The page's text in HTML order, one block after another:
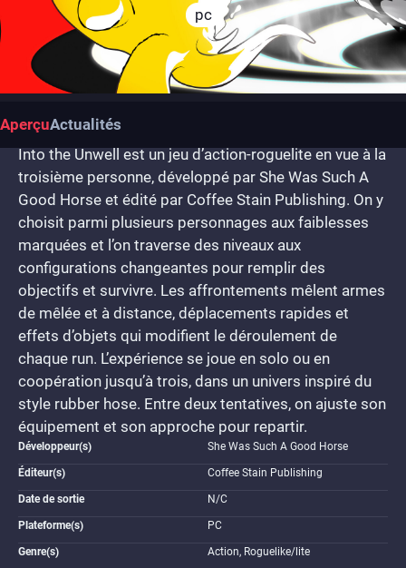
pc
AperçuActualités
Into the Unwell est un jeu d’action-roguelite en vue à la
troisième personne, développé par She Was Such A
Good Horse et édité par Coffee Stain Publishing. On y
choisit parmi plusieurs personnages aux faiblesses
marquées et l’on traverse des niveaux aux
configurations changeantes pour remplir des
objectifs et survivre. Les affrontements mêlent armes
de mêlée et à distance, déplacements rapides et
effets d’objets qui modifient le déroulement de
chaque run. L’expérience se joue en solo ou en
coopération jusqu’à trois, dans un univers inspiré du
style rubber hose. Entre deux tentatives, on ajuste son
équipement et son approche pour repartir.
Développeur(s) She Was Such A Good Horse
Éditeur(s) Coffee Stain Publishing
Date de sortie N/C
Plateforme(s) PC
Genre(s) Action, Roguelike/lite